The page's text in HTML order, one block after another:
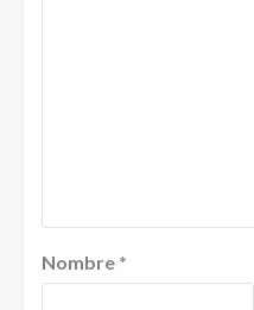
Nombre *